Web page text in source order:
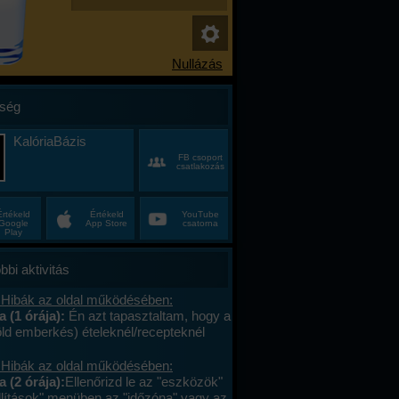
KalóriaBázis
FB csoport
csatlakozás
Play
Értékeld
App Store
YouTube
csatorna
aktivitás
az oldal működésében:
(1 órája): Én azt tapasztaltam, hogy a
emberkés) ételeknél/recepteknél
Viszont (szerintem) nem kell/érdemes
közösbe ajánlani
huszadszor ami egyszer már fent
az oldal működésében:
(2 órája):Ellenőrizd le az "eszközök"